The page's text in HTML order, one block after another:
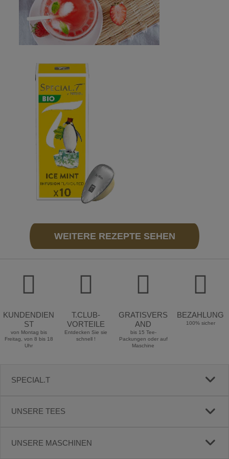
WEITERE REZEPTE SEHEN
KUNDENDIEN
ST
von Montag bis
Freitag, von 8 bis 18
Uhr
T.CLUB-
VORTEILE
Entdecken Sie sie
schnell !
GRATISVERS
AND
bis 15 Tee-
Packungen oder auf
Maschine
BEZAHLUNG
100% sicher
SPECIAL.T
UNSERE TEES
UNSERE MASCHINEN